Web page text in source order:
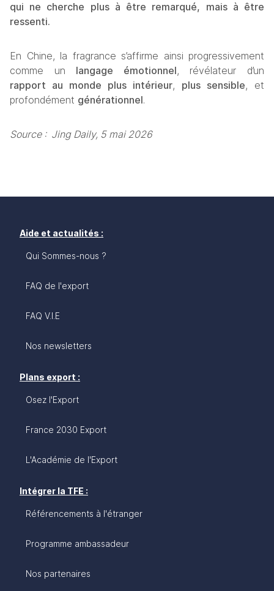
qui ne cherche plus à être remarqué, mais à être
ressenti.
En Chine, la fragrance s’affirme ainsi progressivement
comme un langage émotionnel
rapport au monde plus intérieur, plus sensible, et
profondément générationnel.
Source :  Jing Daily, 5 mai 2026
Aide et actualités :
Qui Sommes-nous ?
FAQ de l'export
FAQ V.I.E
Nos newsletters
Plans export :
Osez l'Export
France 2030 Export
L'Académie de l'Export
Intégrer la TFE :
Référencements à l'étranger
Programme ambassadeur
Nos partenaires